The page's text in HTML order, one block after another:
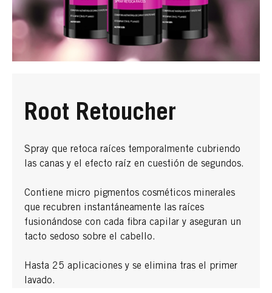
Root Retoucher
Spray que retoca raíces temporalmente cubriendo
las canas y el efecto raíz en cuestión de segundos.
Contiene micro pigmentos cosméticos minerales
que recubren instantáneamente las raíces
fusionándose con cada fibra capilar y aseguran un
tacto sedoso sobre el cabello.
Hasta 25 aplicaciones y se elimina tras el primer
lavado.